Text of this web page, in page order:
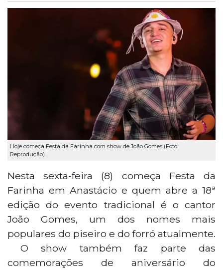
Hoje começa Festa da Farinha com show de João Gomes (Foto:
Reprodução)
Nesta sexta-feira (8) começa Festa da
Farinha em Anastácio e quem abre a 18ª
edição do evento tradicional é o cantor
João Gomes, um dos nomes mais
populares do piseiro e do forró atualmente.
O show também faz parte das
comemorações de aniversário do